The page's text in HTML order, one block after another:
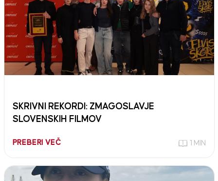
SKRIVNI REKORDI: ZMAGOSLAVJE
SLOVENSKIH FILMOV
PREBERI VEČ 1 MIN